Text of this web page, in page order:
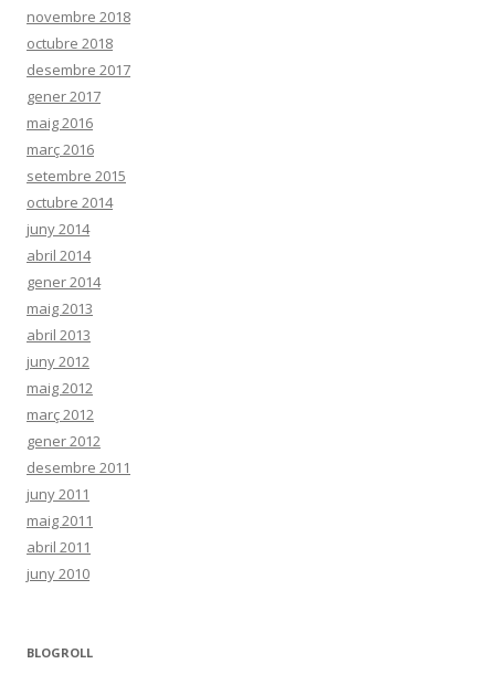
novembre 2018
octubre 2018
desembre 2017
gener 2017
maig 2016
març 2016
setembre 2015
octubre 2014
juny 2014
abril 2014
gener 2014
maig 2013
abril 2013
juny 2012
maig 2012
març 2012
gener 2012
desembre 2011
juny 2011
maig 2011
abril 2011
juny 2010
BLOGROLL